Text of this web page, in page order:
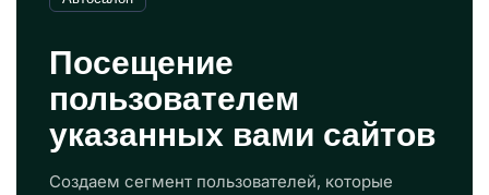
пользователем
указанных вами сайтов
Создаем сегмент пользователей, которые
посещали сайты официальных дилеров Toyota и
заходили на drom.ru не менее трех раз в
неделю.